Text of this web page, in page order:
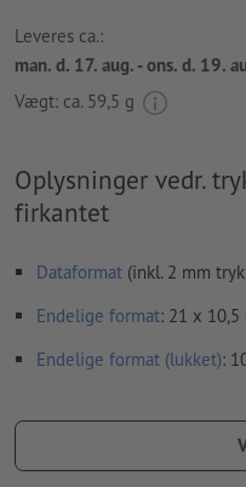
Leveres ca.:
man. d. 17. aug. - ons. d. 19.
Vægt: ca. 59,5 g
Oplysninger vedr.
firkantet
Dataformat (inkl. 2 mm
Endelige format: 21 x 10,5
Endelige format (lukket):
Vær opmærksom på,
resulterer i fejl ved